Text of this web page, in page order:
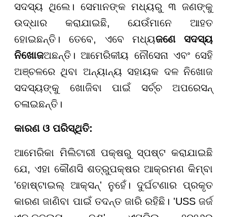
ସଦସ୍ୟ ଥିଲେ। ସେମାନଙ୍କ ମଧ୍ୟରୁ ୩ ଜଣଙ୍କୁ
ଉଦ୍ଧାର କରାଯାଇଛି, ଯେଉଁମାନେ ଆହତ
ହୋଇଛନ୍ତି। ତେବେ, ଏବେ ମଧ୍ୟଜଣେ ସଦସ୍ୟ
ନିଖୋଜଅଛନ୍ତି। ଆମେରିକୀୟ ନୌସେନା ଏବଂ ସେହି
ଅଞ୍ଚଳରେ ଥିବା ଅନ୍ୟାନ୍ୟ ସହାୟକ ଦଳ ନିଖୋଜ
ସଦସ୍ୟଙ୍କୁ ଖୋଜିବା ପାଇଁ ସର୍ଚ୍ଚ ଅପରେସନ୍
ଚଳାଇଛନ୍ତି।
କାରଣ ଓ ପରିସ୍ଥିତି:
ଆମେରିକା ମିଲିଟାରୀ ପକ୍ଷରୁ ସ୍ପଷ୍ଟ କରାଯାଇଛି
ଯେ, ଏହା କୌଣସି ଶତ୍ରୁପକ୍ଷର ଆକ୍ରମଣ କିମ୍ବା
'ହୋଷ୍ଟାଇଲ୍ ଆକ୍ସନ୍' ନୁହେଁ। ଦୁର୍ଘଟଣାର ପ୍ରକୃତ
କାରଣ ଜାଣିବା ପାଇଁ ତଦନ୍ତ ଜାରି ରହିଛି। 'USS ଜର୍ଜ